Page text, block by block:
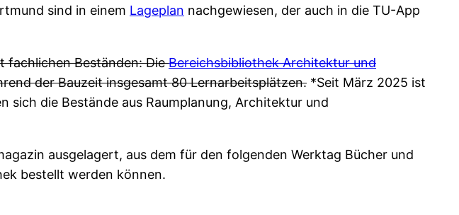
sind in einem Lageplan nachgewiesen, der auch in die TU-App
fachlichen Beständen: DieBereichsbibliothek Architektur und
der Bauzeit insgesamt 80 Lernarbeitsplätzen. *Seit März 2025 ist
sich die Bestände aus Raumplanung, Architektur und
ausgelagert, aus dem für den folgenden Werktag Bücher und
bestellt werden können.